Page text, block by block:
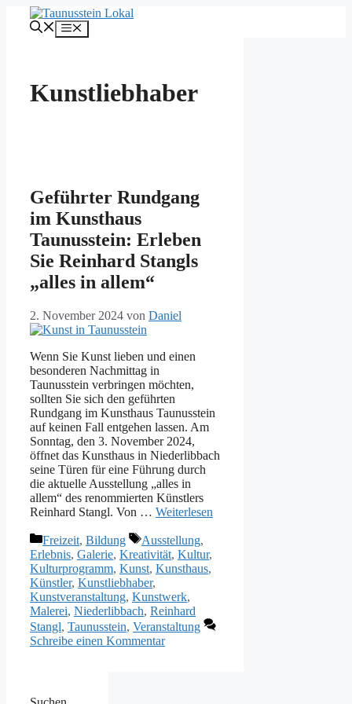
Inhalt
Menü
Kunstliebhaber
Geführter Rundgang
im Kunsthaus
Taunusstein: Erleben
Sie Reinhard Stangls
„alles in allem“
2. November 2024 von Daniel
Wenn Sie Kunst lieben und einen
besonderen Nachmittag in
Taunusstein verbringen möchten,
sollten Sie sich den geführten
Rundgang im Kunsthaus Taunusstein
auf keinen Fall entgehen lassen. Am
Sonntag, den 3. November 2024,
öffnet das Kunsthaus in Niederlibbach
seine Türen für eine Führung durch
die aktuelle Ausstellung „alles in
allem“ des renommierten Künstlers
Reinhard Stangl. Von … Weiterlesen
Kategorien
Freizeit, Bildung Schlagwörter
Ausstellung,
Erlebnis, Galerie, Kreativität, Kultur,
Kulturprogramm, Kunst, Kunsthaus,
Künstler, Kunstliebhaber,
Kunstveranstaltung, Kunstwerk,
Malerei, Niederlibbach, Reinhard
Stangl, Taunusstein, Veranstaltung
Schreibe einen Kommentar